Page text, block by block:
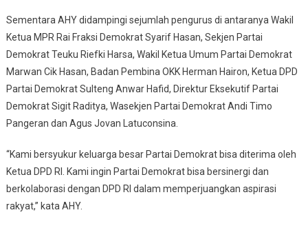
Sementara AHY didampingi sejumlah pengurus di antaranya Wakil
Ketua MPR Rai Fraksi Demokrat Syarif Hasan, Sekjen Partai
Demokrat Teuku Riefki Harsa, Wakil Ketua Umum Partai Demokrat
Marwan Cik Hasan, Badan Pembina OKK Herman Hairon, Ketua DPD
Partai Demokrat Sulteng Anwar Hafid, Direktur Eksekutif Partai
Demokrat Sigit Raditya, Wasekjen Partai Demokrat Andi Timo
Pangeran dan Agus Jovan Latuconsina.
“Kami bersyukur keluarga besar Partai Demokrat bisa diterima oleh
Ketua DPD RI. Kami ingin Partai Demokrat bisa bersinergi dan
berkolaborasi dengan DPD RI dalam memperjuangkan aspirasi
rakyat,” kata AHY.